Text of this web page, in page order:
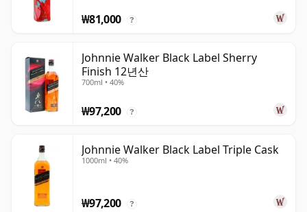
₩81,000 ?
Johnnie Walker Black Label Sherry
Finish 12년산
700ml • 40%
₩97,200 ?
Johnnie Walker Black Label Triple Cask
1000ml • 40%
₩97,200 ?